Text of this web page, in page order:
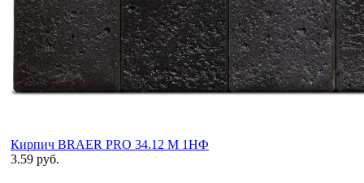
Кирпич BRAER PRO 34.12 М 1НФ
3.59 руб.